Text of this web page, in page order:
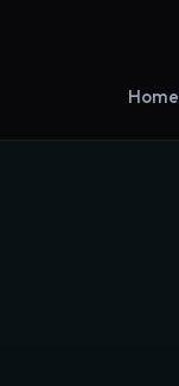
Home